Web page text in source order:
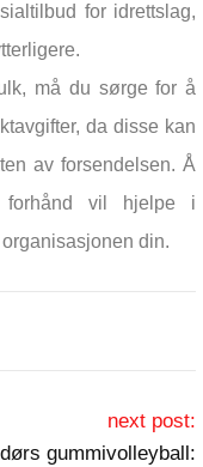
for idrettslag,
må du sørge for å
da disse kan
av forsendelsen. Å
forhånd vil hjelpe i
din.
next post:
gummivolleyball: